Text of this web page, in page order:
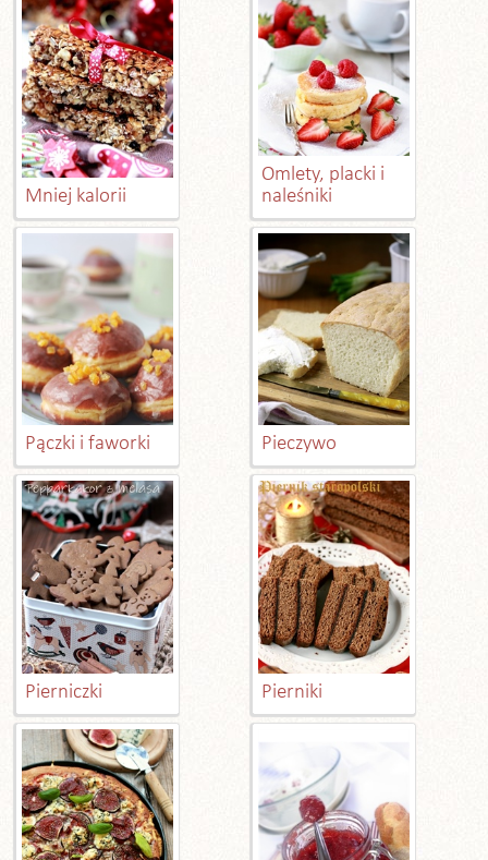
Mniej kalorii
Omlety, placki i
naleśniki
Pączki i faworki Pieczywo
Pierniczki Pierniki